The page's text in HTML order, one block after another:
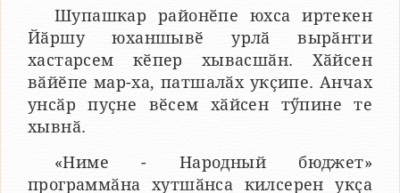
Шупашкар районӗпе юхса иртекен
Йӑршу юханшывӗ урлӑ вырӑнти
хастарсем кӗпер хывасшӑн. Хӑйсен
вӑйӗпе мар-ха, патшалӑх укҫипе. Анчах
унсӑр пуҫне вӗсем хӑйсен тӳпине те
хывнӑ.
«Ниме - Народный бюджет»
программӑна хутшӑнса килсерен укҫа